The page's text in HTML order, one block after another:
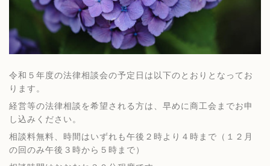
令和５年度の法律相談会の予定日は以下のとおりとなってお
ります。
経営等の法律相談を希望される方は、早めに商工会までお申
し込みください。
相談料無料、時間はいずれも午後２時より４時まで（１２月
の回のみ午後３時から５時まで）